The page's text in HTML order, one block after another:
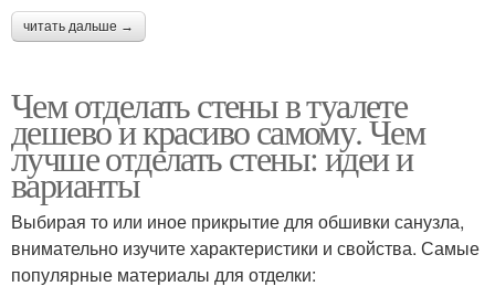
читать дальше →
Чем отделать стены в туалете
дешево и красиво самому. Чем
лучше отделать стены: идеи и
варианты
Выбирая то или иное прикрытие для обшивки санузла,
внимательно изучите характеристики и свойства. Самые
популярные материалы для отделки: